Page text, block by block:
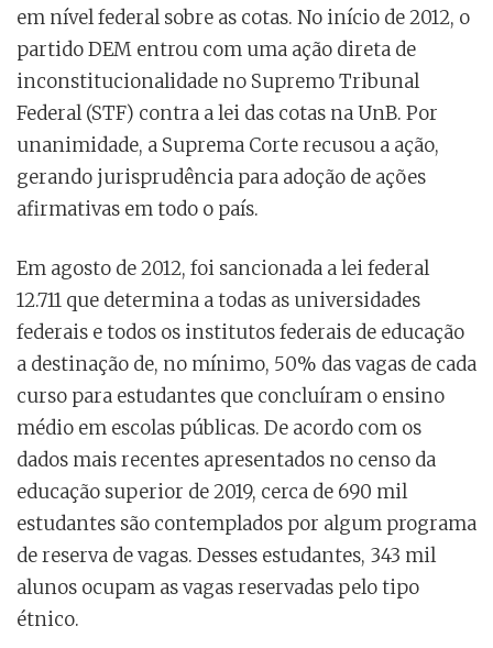
em nível federal sobre as cotas. No início de 2012, o
partido DEM entrou com uma ação direta de
inconstitucionalidade no Supremo Tribunal
Federal (STF) contra a lei das cotas na UnB. Por
unanimidade, a Suprema Corte recusou a ação,
gerando jurisprudência para adoção de ações
afirmativas em todo o país.
Em agosto de 2012, foi sancionada a lei federal
12.711 que determina a todas as universidades
federais e todos os institutos federais de educação
a destinação de, no mínimo, 50% das vagas de cada
curso para estudantes que concluíram o ensino
médio em escolas públicas. De acordo com os
dados mais recentes apresentados no censo da
educação superior de 2019, cerca de 690 mil
estudantes são contemplados por algum programa
de reserva de vagas. Desses estudantes, 343 mil
alunos ocupam as vagas reservadas pelo tipo
étnico.